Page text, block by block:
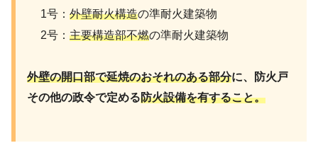
1号：外壁耐火構造の準耐火建築物
2号：主要構造部不燃の準耐火建築物
外壁の開口部で延焼のおそれのある部分に、防火戸
その他の政令で定める防火設備を有すること。